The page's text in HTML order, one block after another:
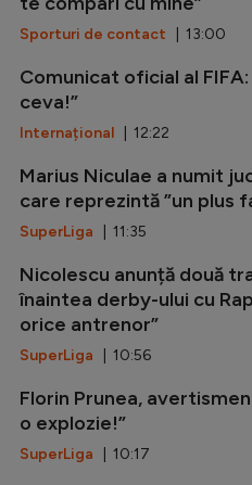
Sporturi de contact | 13:00
Comunicat oficial al
ceva!”
Internațional | 12:22
Marius Niculae a numit
care reprezintă ”un plus
SuperLiga | 11:35
Nicolescu anunță două
înaintea derby-ului cu
orice antrenor”
SuperLiga | 10:56
Florin Prunea,
o explozie!”
SuperLiga | 10:17